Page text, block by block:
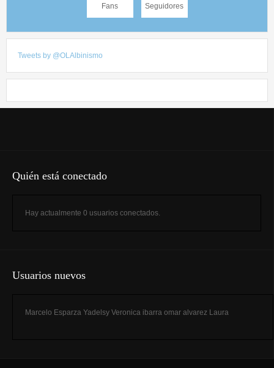
Fans
Seguidores
Tweets by @OLAlbinismo
Quién está conectado
Hay actualmente 0 usuarios conectados.
Usuarios nuevos
Marcelo Esparza Yadelsy Veronica ibarra omar alvarez Laura